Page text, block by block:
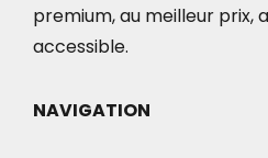
premium, au meilleur prix,
accessible.
NAVIGATION